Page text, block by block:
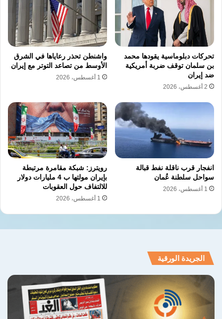
تحركات دبلوماسية يقودها محمد
بن سلمان توقف ضربة أمريكية
ضد إيران
2 أغسطس، 2026
واشنطن تحذر رعاياها في الشرق
الأوسط من تصاعد التوتر مع إيران
1 أغسطس، 2026
انفجار قرب ناقلة نفط قبالة
سواحل سلطنة عُمان
1 أغسطس، 2026
رويترز: شبكة مقامرة مرتبطة
بإيران مولتها ب 4 مليارات دولار
للالتفاف حول العقوبات
1 أغسطس، 2026
الجريدة الورقية